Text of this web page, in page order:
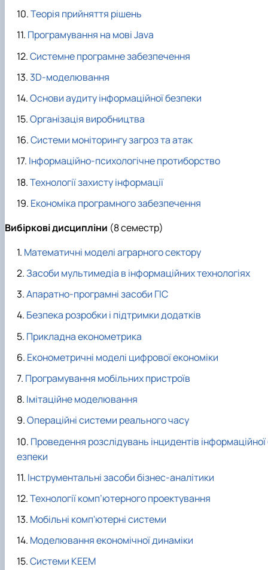
Теорія прийняття рішень
Програмування на мові Java
Системне програмне забезпечення
3D-моделювання
Основи аудиту інформаційної безпеки
Організація виробництва
Системи моніторингу загроз та атак
Інформаційно-психологічне протиборство
Технології захисту інформації
Економіка програмного забезпечення
Вибірковідисципліни (8 семестр)
Математичні моделі аграрного сектору
Засоби мультимедіа в інформаційних технологіях
Апаратно-програмні засоби ГІС
Безпека розробки і підтримки додатків
Прикладна економетрика
Економетричні моделі цифрової економіки
Програмування мобільних пристроїв
Імітаційне моделювання
Операційні системи реального часу
Проведення розслідувань інцидентів інформаційної
езпеки
Інструментальні засоби бізнес-аналітики
Технології комп’ютерного проектування
Мобільні комп'ютерні системи
Моделювання економічної динаміки
Системи КЕЕМ